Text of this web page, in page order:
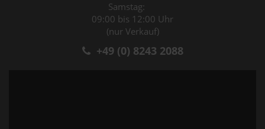
Samstag:
09:00 bis 12:00 Uhr
(nur Verkauf)
+49 (0) 8243 2088